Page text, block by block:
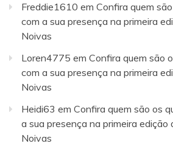
Freddie1610 em Confira quem
com a sua presença na primeira
Noivas
Loren4775 em Confira quem são
com a sua presença na primeira
Noivas
Heidi63 em Confira quem são os
a sua presença na primeira edição
Noivas